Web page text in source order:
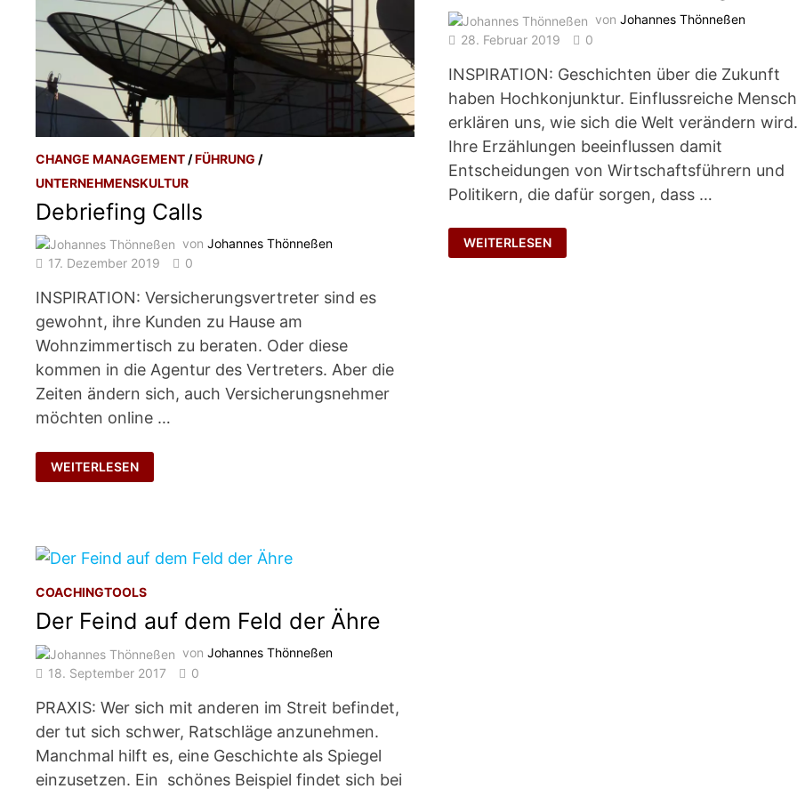
CHANGE MANAGEMENT /FÜHRUNG /
UNTERNEHMENSKULTUR
Debriefing Calls
vonJohannes Thönneßen
17. Dezember 2019
0
INSPIRATION: Versicherungsvertreter sind es
gewohnt, ihre Kunden zu Hause am
Wohnzimmertisch zu beraten. Oder diese
kommen in die Agentur des Vertreters. Aber die
Zeiten ändern sich, auch Versicherungsnehmer
möchten online …
DEBRIEFING
CALLS
WEITERLESEN
vonJohannes Thönneßen
28. Februar 2019
0
INSPIRATION: Geschichten über die Zukunft
haben Hochkonjunktur. Einflussreiche
erklären uns, wie sich die Welt verändern wird.
Ihre Erzählungen beeinflussen damit
Entscheidungen von Wirtschaftsführern und
Politikern, die dafür sorgen, dass …
MIT
GESCHICHTEN
ZUKUNFT
WEITERLESEN
COACHINGTOOLS
Der Feind auf dem Feld der Ähre
vonJohannes Thönneßen
18. September 2017
0
PRAXIS: Wer sich mit anderen im Streit befindet,
der tut sich schwer, Ratschläge anzunehmen.
Manchmal hilft es, eine Geschichte als Spiegel
einzusetzen. Ein schönes Beispiel findet sich bei